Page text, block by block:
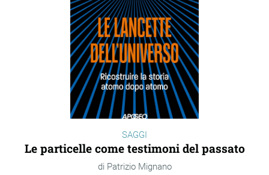
SAGGI
Le particelle come testimoni del passato
Patrizio Mignano